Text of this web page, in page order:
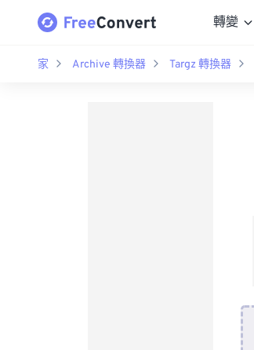
轉變
家 Archive 轉換器 Targz 轉換器